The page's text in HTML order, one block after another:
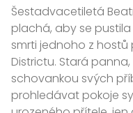
Šestadvacetiletá
plachá, aby se
smrti jednoho z hostů
Districtu. Stará
schovankou svých
prohledávat pokoje